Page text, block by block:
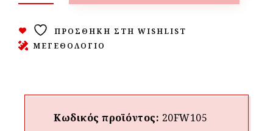
ΠΡΟΣΘΉΚΗ ΣΤΗ WISHLIST
ΜΕΓΕΘΟΛΟΓΙΟ
Κωδικός προϊόντος: 20FW105